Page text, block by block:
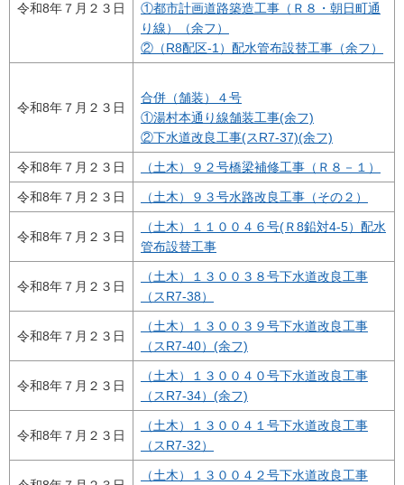
令和8年７月２３日
①都市計画道路築造工事（Ｒ８・朝日町通
り線）（余フ）
②（R8配区-1）配水管布設替工事（余フ）
令和8年７月２３日
合併（舗装）４号
①湯村本通り線舗装工事(余フ)
②下水道改良工事(スR7-37)(余フ)
令和8年７月２３日 （土木）９２号橋梁補修工事（Ｒ８－１）
令和8年７月２３日 （土木）９３号水路改良工事（その２）
令和8年７月２３日
（土木）１１００４６号(Ｒ8鉛対4-5）配水
管布設替工事
令和8年７月２３日
（土木）１３００３８号下水道改良工事
（スR7-38）
令和8年７月２３日
（土木）１３００３９号下水道改良工事
（スR7-40）(余フ)
令和8年７月２３日
（土木）１３００４０号下水道改良工事
（スR7-34）(余フ)
令和8年７月２３日
（土木）１３００４１号下水道改良工事
（スR7-32）
（土木）１３００４２号下水道改良工事